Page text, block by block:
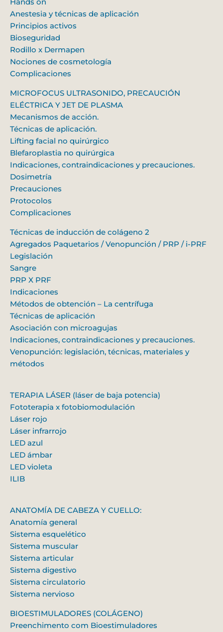
Hands on
Anestesia y técnicas de aplicación
Principios activos
Bioseguridad
Rodillo x Dermapen
Nociones de cosmetología
Complicaciones
MICROFOCUS ULTRASONIDO, PRECAUCIÓN
ELÉCTRICA Y JET DE PLASMA
Mecanismos de acción.
Técnicas de aplicación.
Lifting facial no quirúrgico
Blefaroplastia no quirúrgica
Indicaciones, contraindicaciones y precauciones.
Dosimetría
Precauciones
Protocolos
Complicaciones
Técnicas de inducción de colágeno 2
Agregados Paquetarios / Venopunción / PRP / i-PRF
Legislación
Sangre
PRP X PRF
Indicaciones
Métodos de obtención – La centrífuga
Técnicas de aplicación
Asociación con microagujas
Indicaciones, contraindicaciones y precauciones.
Venopunción: legislación, técnicas, materiales y
métodos
TERAPIA LÁSER (láser de baja potencia)
Fototerapia x fotobiomodulación
Láser rojo
Láser infrarrojo
LED azul
LED ámbar
LED violeta
ILIB
ANATOMÍA DE CABEZA Y CUELLO:
Anatomía general
Sistema esquelético
Sistema muscular
Sistema articular
Sistema digestivo
Sistema circulatorio
Sistema nervioso
BIOESTIMULADORES (COLÁGENO)
Preenchimento com Bioestimuladores